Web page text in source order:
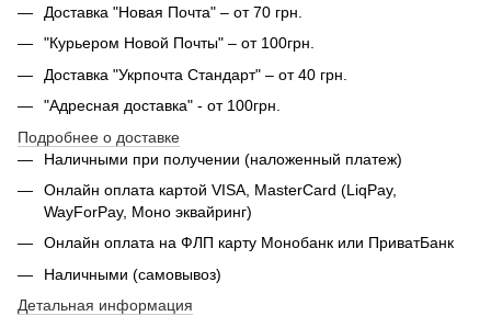
Доставка "Новая Почта" – от 70 грн.
"Курьером Новой Почты" – от 100грн.
Доставка "Укрпочта Стандарт" – от 40 грн.
"Адресная доставка" - от 100грн.
Подробнее о доставке
Наличными при получении (наложенный платеж)
Онлайн оплата картой VISA, MasterCard (LiqPay,
WayForPay, Моно эквайринг)
Онлайн оплата на ФЛП карту Монобанк или ПриватБанк
Наличными (самовывоз)
Детальная информация